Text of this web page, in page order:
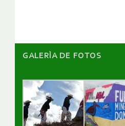
GALERÌA DE FOTOS